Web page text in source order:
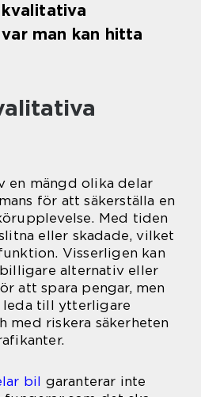
man kan hitta
en mängd olika delar
för att säkerställa en
Med tiden
eller skadade, vilket
Visserligen kan
alternativ eller
att spara pengar, men
leda till ytterligare
med riskera säkerheten
bil garanterar inte